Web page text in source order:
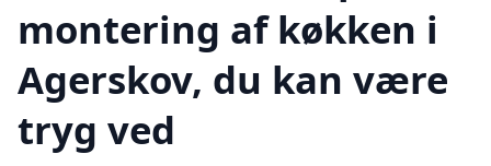
montering af køkken i
Agerskov, du kan være
tryg ved